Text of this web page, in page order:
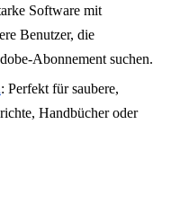
Software mit
Benutzer, die
Abonnement suchen.
: Perfekt für saubere,
Handbücher oder